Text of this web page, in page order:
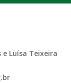
e Luísa Teixeira